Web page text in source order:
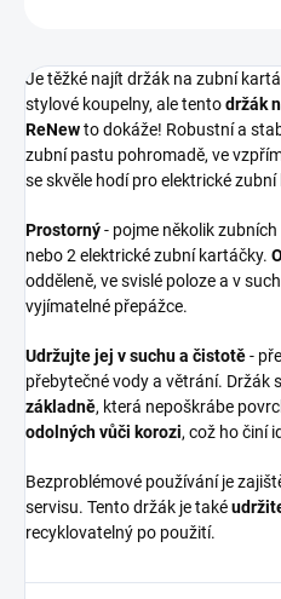
Je těžké najít držák na zubní
stylové koupelny, ale tentodržák
ReNewto dokáže! Robustní a
zubní pastu pohromadě, ve
se skvěle hodí pro elektrické
Prostorný- pojme několik
nebo 2 elektrické zubní kartáčky.
odděleně, ve svislé poloze a v
vyjímatelné přepážce.
Udržujte jej v suchu a čistotě-
přebytečné vody a větrání. Držák
základně, která nepoškrábe
odolných vůči korozi, což ho činí
Bezproblémové používání je
servisu. Tento držák je také
recyklovatelný po použití.